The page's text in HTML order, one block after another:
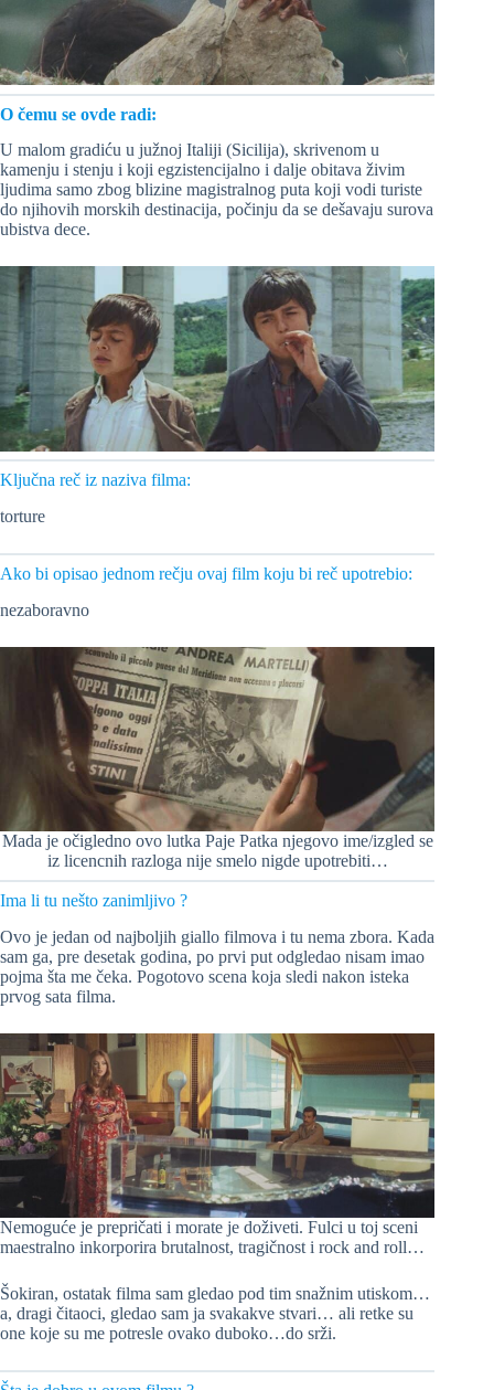
O čemu se ovde radi:
U malom gradiću u južnoj Italiji (Sicilija), skrivenom u
kamenju i stenju i koji egzistencijalno i dalje obitava živim
ljudima samo zbog blizine magistralnog puta koji vodi turiste
do njihovih morskih destinacija, počinju da se dešavaju surova
ubistva dece.
Ključna reč iz naziva filma:
torture
Ako bi opisao jednom rečju ovaj film koju bi reč upotrebio:
nezaboravno
Mada je očigledno ovo lutka Paje Patka njegovo ime/izgled se
iz licencnih razloga nije smelo nigde upotrebiti…
Ima li tu nešto zanimljivo ?
Ovo je jedan od najboljih giallo filmova i tu nema zbora. Kada
sam ga, pre desetak godina, po prvi put odgledao nisam imao
pojma šta me čeka. Pogotovo scena koja sledi nakon isteka
prvog sata filma.
Nemoguće je prepričati i morate je doživeti. Fulci u toj sceni
maestralno inkorporira brutalnost, tragičnost i rock and roll…
Šokiran, ostatak filma sam gledao pod tim snažnim utiskom…
a, dragi čitaoci, gledao sam ja svakakve stvari… ali retke su
one koje su me potresle ovako duboko…do srži.